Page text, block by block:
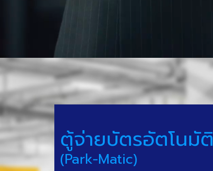
ตู้จ่ายบัตรอัตโนมัติ
(Park-Matic)